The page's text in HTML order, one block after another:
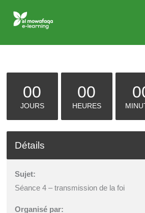
00
JOURS
00
HEURES
Détails
Sujet:
Séance 4 – transmission de la foi
Organisé par: